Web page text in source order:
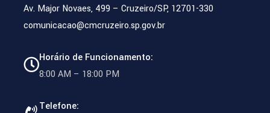
Av. Major Novaes, 499 – Cruzeiro/SP, 12701-330
comunicacao@cmcruzeiro.sp.gov.br
Horário de Funcionamento:
8:00 AM – 18:00 PM
Telefone: